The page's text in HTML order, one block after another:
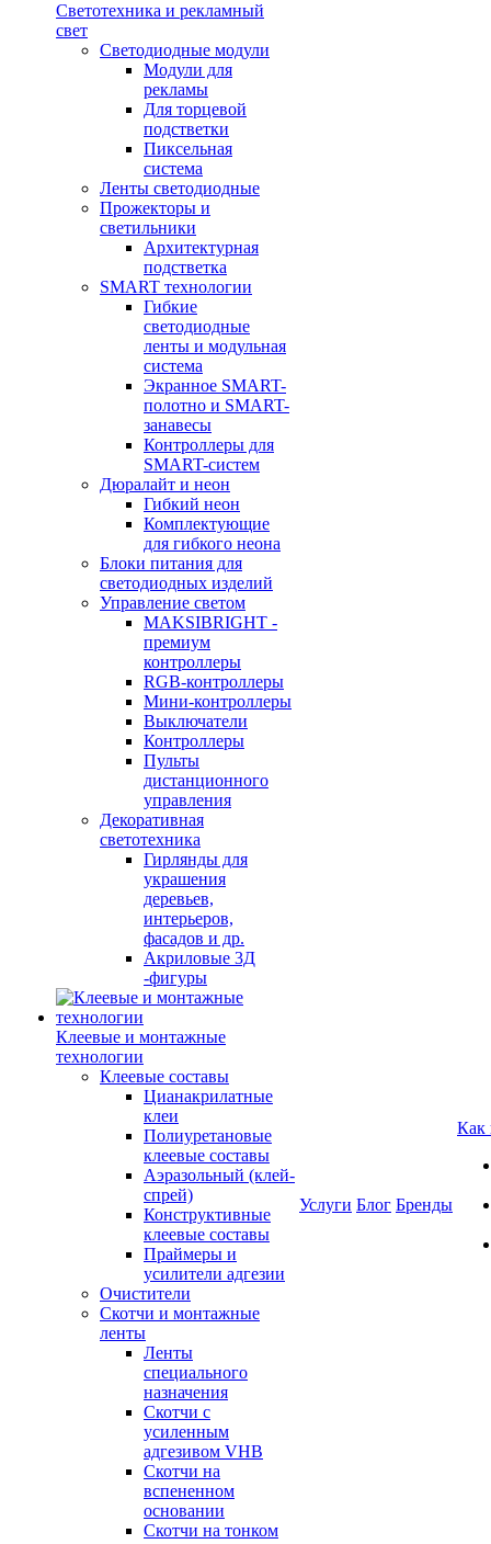
Светотехника и рекламный
свет
Светодиодные модули
Модули для
рекламы
Для торцевой
подстветки
Пиксельная
система
Ленты светодиодные
Прожекторы и
светильники
Архитектурная
подстветка
SMART технологии
Гибкие
светодиодные
ленты и модульная
система
Экранное SMART-
полотно и SMART-
занавесы
Контроллеры для
SMART-систем
Дюралайт и неон
Гибкий неон
Комплектующие
для гибкого неона
Блоки питания для
светодиодных изделий
Управление светом
MAKSIBRIGHT -
премиум
контроллеры
RGB-контроллеры
Мини-контроллеры
Выключатели
Контроллеры
Пульты
дистанционного
управления
Декоративная
светотехника
Гирлянды для
украшения
деревьев,
интерьеров,
фасадов и др.
Акриловые 3Д
-фигуры
Клеевые и монтажные
технологии
Клеевые составы
Цианакрилатные
клеи
Полиуретановые
клеевые составы
Аэразольный (клей-
спрей)
Конструктивные
клеевые составы
Праймеры и
усилители адгезии
Очистители
Скотчи и монтажные
ленты
Ленты
специального
назначения
Скотчи с
усиленным
адгезивом VHB
Скотчи на
вспененном
основании
Скотчи на тонком
Услуги Блог Бренды
Как